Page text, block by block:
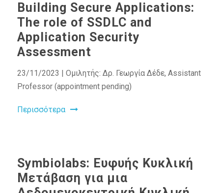
Building Secure Applications:
The role of SSDLC and
Application Security
Assessment
23/11/2023 | Ομιλητής: Δρ. Γεωργία Δέδε, Assistant
Professor (appointment pending)
Περισσότερα
Symbiolabs: Ευφυής Κυκλική
Μετάβαση για μια